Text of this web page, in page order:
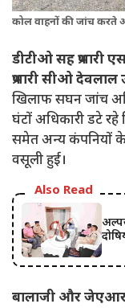
कोल वाहनों की जांच करते
डीटीओ सह प्रभारी
प्रभारी सीओ देवलाल
खिलाफ सघन जांच
घंटों अधिकारी डटे
समेत अन्य कंपनियों के
वसूली हुई।
Also Read
बालाजी और जेएआरएल